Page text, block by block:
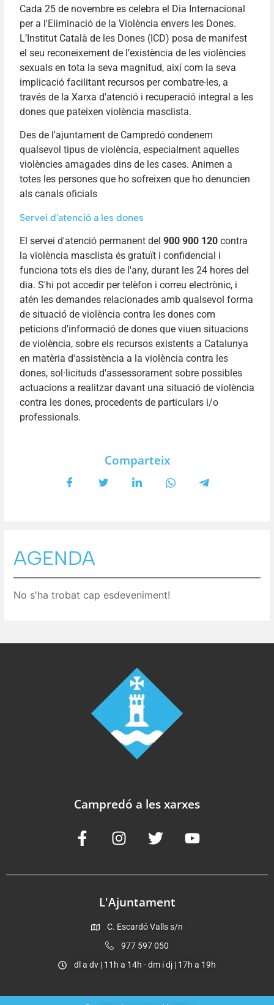
Cada 25 de novembre es celebra el Dia Internacional
per a l'Eliminació de la Violència envers les Dones.
L’Institut Català de les Dones (ICD) posa de manifest
el seu reconeixement de l’existència de les violències
sexuals en tota la seva magnitud, així com la seva
implicació facilitant recursos per combatre-les, a
través de la Xarxa d'atenció i recuperació integral a les
dones que pateixen violència masclista.
Des de l'ajuntament de Campredó condenem
qualsevol tipus de violència, especialment aquelles
violències amagades dins de les cases. Animen a
totes les persones que ho sofreixen que ho denuncien
als canals oficials
Servei d'atenció a les dones
El servei d'atenció permanent del 900 900 120 contra
la violència masclista és gratuït i confidencial i
funciona tots els dies de l'any, durant les 24 hores del
dia. S'hi pot accedir per telèfon i correu electrònic, i
atén les demandes relacionades amb qualsevol forma
de situació de violència contra les dones com
peticions d'informació de dones que viuen situacions
de violència, sobre els recursos existents a Catalunya
en matèria d'assistència a la violència contra les
dones, sol·licituds d'assessorament sobre possibles
actuacions a realitzar davant una situació de violència
contra les dones, procedents de particulars i/o
professionals.
Comparteix
AGENDA
No s'ha trobat cap esdeveniment!
Campredó a les xarxes
L'Ajuntament
C. Escardó Valls s/n
977 597 050
dl a dv | 11h a 14h - dm i dj | 17h a 19h